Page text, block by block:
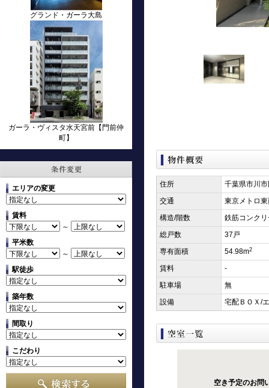
グランド・ガーラ大島
ガーラ・ヴィスタ水天宮前【門前仲
町】
エリアの変更
賃料
～
平米数
～
駅徒歩
築年数
間取り
こだわり
住所
千葉県市川
交通
東京メトロ
構造/階数
鉄筋コンク
総戸数
37戸
専有面積
54.98m2
賃料
-
駐車場
無
設備
宅配ＢＯＸ/
空き予定のお問